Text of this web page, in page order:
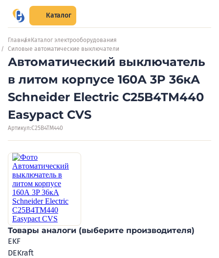
Каталог
Главная Каталог электрооборудования
Силовые автоматические выключатели
Автоматический выключатель
в литом корпусе 160А 3P 36кА
Schneider Electric C25B4TM440
Easypact CVS
Артикул:C25B4TM440
Товары аналоги (выберите производителя)
EKF
DEKraft